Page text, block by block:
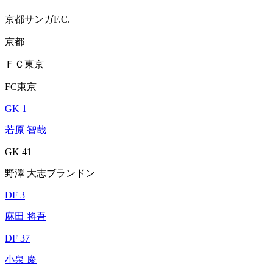
京都サンガF.C.
京都
ＦＣ東京
FC東京
GK 1
若原 智哉
GK 41
野澤 大志ブランドン
DF 3
麻田 将吾
DF 37
小泉 慶